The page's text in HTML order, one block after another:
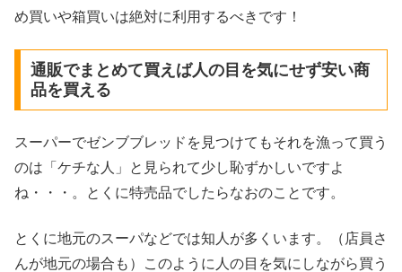
め買いや箱買いは絶対に利用するべきです！
通販でまとめて買えば人の目を気にせず安い商
品を買える
スーパーでゼンブブレッドを見つけてもそれを漁って買う
のは「ケチな人」と見られて少し恥ずかしいですよ
ね・・・。とくに特売品でしたらなおのことです。
とくに地元のスーパなどでは知人が多くいます。（店員さ
んが地元の場合も）このように人の目を気にしながら買う